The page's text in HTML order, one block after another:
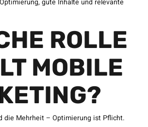
gute Inhalte und relevante
ROLLE
MOBILE
die Mehrheit – Optimierung ist Pflicht.